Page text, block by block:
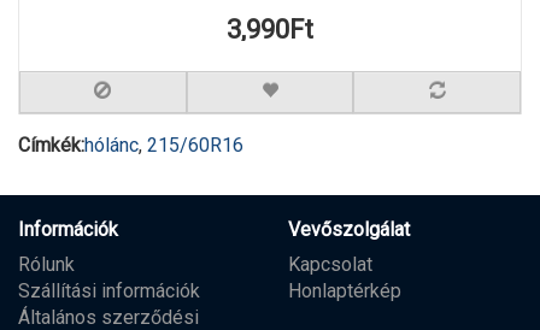
3,990Ft
Címkék:hólánc, 215/60R16
Információk
Rólunk
Szállítási információk
Általános szerződési
Vevőszolgálat
Kapcsolat
Honlaptérkép